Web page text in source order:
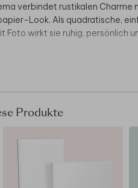
verbindet rustikalen Charme
Look. Als quadratische,
Foto wirkt sie ruhig, persönlich
eigene Worte und
Dankeskarten Hochzeit selbst
auf eure Weise erzählen
stehen verschiedene
Produkte